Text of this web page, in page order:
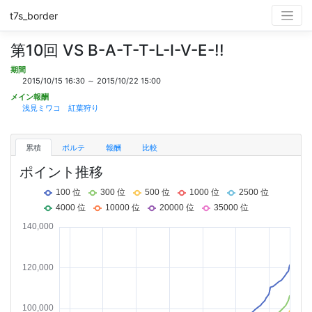
t7s_border
第10回 VS B-A-T-T-L-I-V-E-!!
期間
2015/10/15 16:30 ～ 2015/10/22 15:00
メイン報酬
浅見ミワコ 紅葉狩り
累積 ボルテ 報酬 比較
ポイント推移